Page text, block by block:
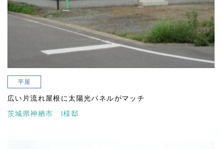
平屋
広い片流れ屋根に太陽光パネルがマッチ
茨城県神栖市 I様邸